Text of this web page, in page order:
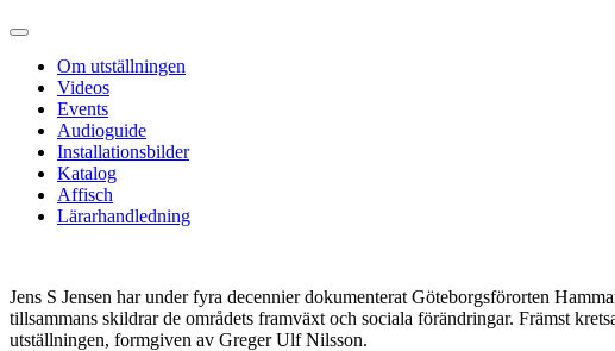
Om utställningen
Videos
Events
Audioguide
Installationsbilder
Katalog
Affisch
Lärarhandledning
Jens S Jensen har under fyra decennier dokumenterat Göteborgsförorten
tillsammans skildrar de områdets framväxt och sociala förändringar. Främst
utställningen, formgiven av Greger Ulf Nilsson.